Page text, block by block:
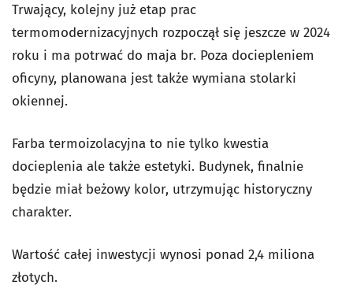
Trwający, kolejny już etap prac
termomodernizacyjnych rozpoczął się jeszcze w 2024
roku i ma potrwać do maja br. Poza dociepleniem
oficyny, planowana jest także wymiana stolarki
okiennej.
Farba termoizolacyjna to nie tylko kwestia
docieplenia ale także estetyki. Budynek, finalnie
będzie miał beżowy kolor, utrzymując historyczny
charakter.
Wartość całej inwestycji wynosi ponad 2,4 miliona
złotych.